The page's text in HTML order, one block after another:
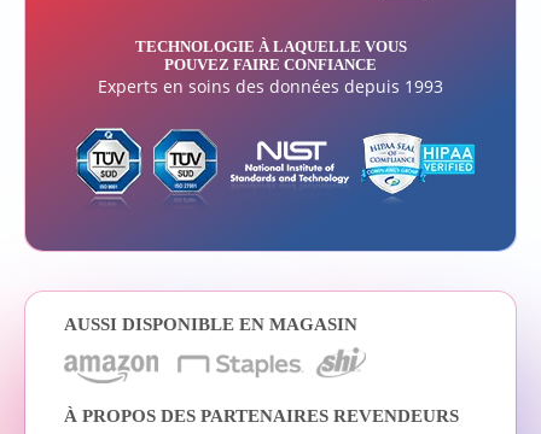
TECHNOLOGIE À LAQUELLE VOUS
POUVEZ FAIRE CONFIANCE
Experts en soins des données depuis 1993
AUSSI DISPONIBLE EN MAGASIN
À PROPOS DES PARTENAIRES REVENDEURS